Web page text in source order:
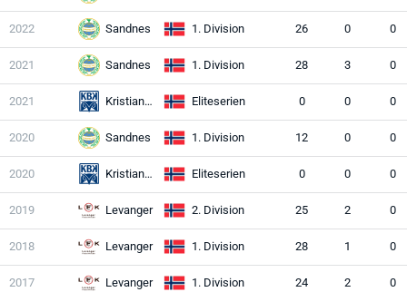
2022 Sandnes 1. Division 26 0 0
2021 Sandnes 1. Division 28 3 0
2021 Kristiansund Eliteserien 0 0 0
2020 Sandnes 1. Division 12 0 0
2020 Kristiansund Eliteserien 0 0 0
2019 Levanger 2. Division 25 2 0
2018 Levanger 1. Division 28 1 0
2017 Levanger 1. Division 24 2 0